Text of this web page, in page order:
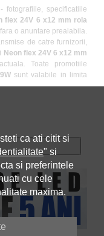
fotografiile, specificatiile
flex 24V 6 x12 mm rola
o anuntare prealabila.
de catre furnizorii,
Neon flex 24V 6 x12 mm
Toate promotiile
sunt valabile in limita
ca ati citit si
" si
si preferintele
cu cele
maxima.